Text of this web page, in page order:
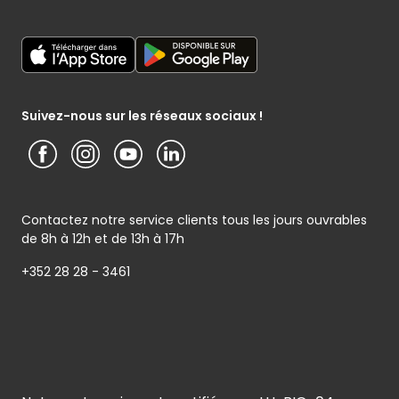
Suivez-nous sur les réseaux sociaux !
Contactez notre service clients tous les jours ouvrables
de 8h à 12h et de 13h à 17h
+352 28 28 - 3461
Media / Presse
Présentation du groupe (PDF)
Service photo
Conditions générales – Site www.cactus.lu
Notice d’information Cactus et Caterman (de Schnékert
Conditions générales de garantie